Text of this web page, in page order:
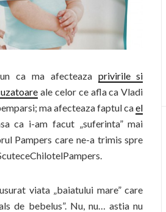
ca ma afecteaza privirile si
ale celor ce afla ca Vladi
ma afecteaza faptul cael
ca i-am facut „suferinta” mai
Pampers care ne-a trimis spre
viata „baiatului mare” care
de bebelus”. Nu, nu… astia nu